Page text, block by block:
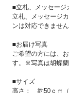
茶色味がかった
元気の出るオレ
この和鉢
■立札、メッセージ
立札、メッセージ
ンは対応できません
■お届け写真
ご希望の方には、
す。※写真は胡蝶蘭
■サイズ
高さ： 約50ｃｍ（